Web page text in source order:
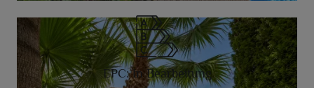
EPC: In Bearbeitung